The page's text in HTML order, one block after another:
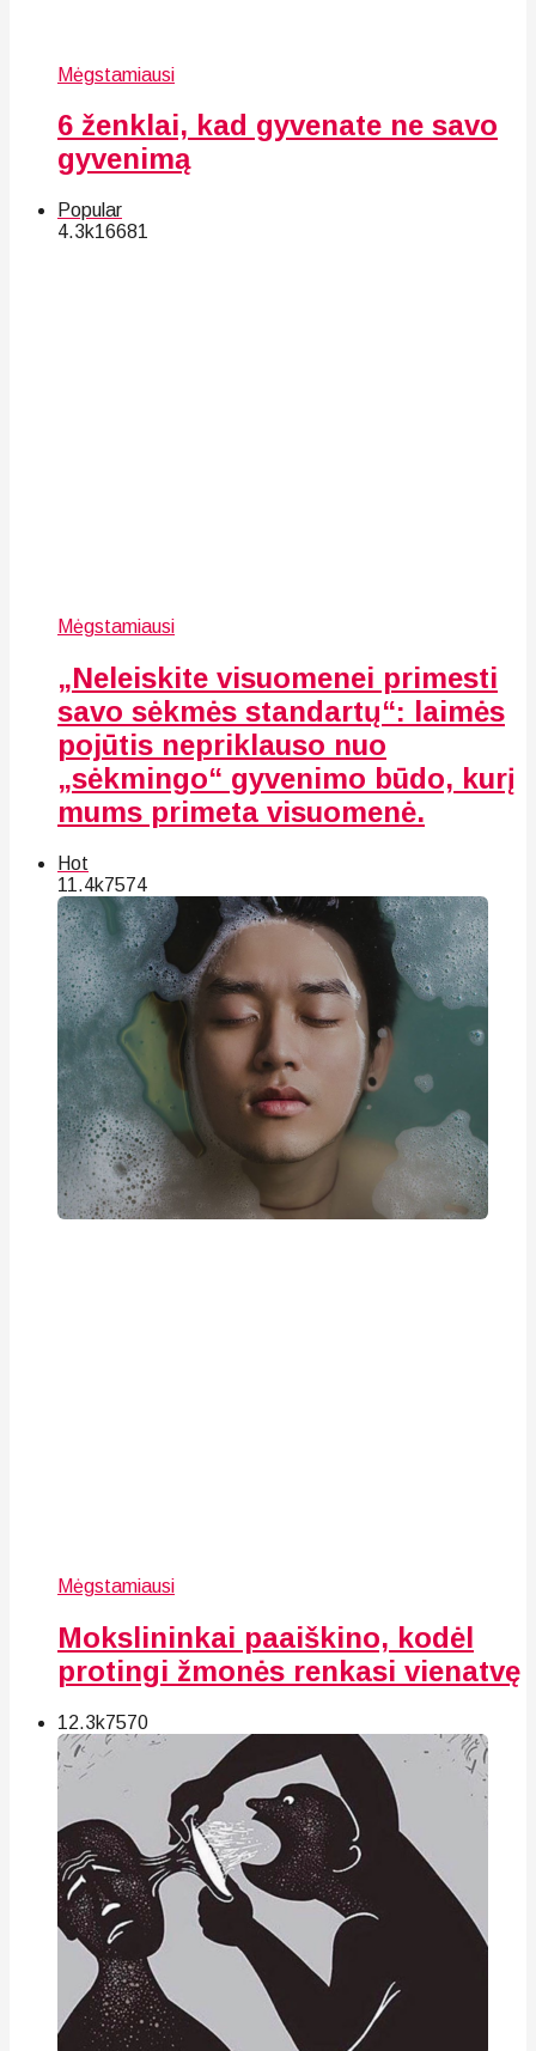
Mėgstamiausi
6 ženklai, kad gyvenate ne savo
gyvenimą
Popular
4.3k16681
Mėgstamiausi
„Neleiskite visuomenei primesti
savo sėkmės standartų“: laimės
pojūtis nepriklauso nuo
„sėkmingo“ gyvenimo būdo, kurį
mums primeta visuomenė.
Hot
11.4k7574
Mėgstamiausi
Mokslininkai paaiškino, kodėl
protingi žmonės renkasi vienatvę
12.3k7570